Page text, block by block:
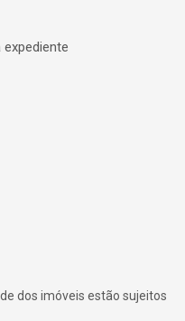
expediente
dos imóveis estão sujeitos